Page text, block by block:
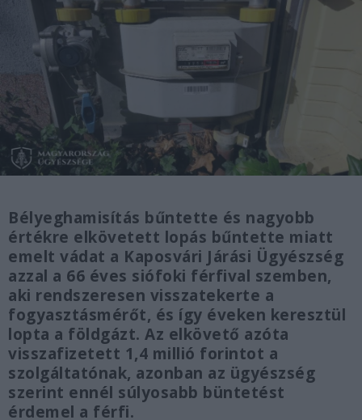
Bélyeghamisítás bűntette és nagyobb
értékre elkövetett lopás bűntette miatt
emelt vádat a Kaposvári Járási Ügyészség
azzal a 66 éves siófoki férfival szemben,
aki rendszeresen visszatekerte a
fogyasztásmérőt, és így éveken keresztül
lopta a földgázt. Az elkövető azóta
visszafizetett 1,4 millió forintot a
szolgáltatónak, azonban az ügyészség
szerint ennél súlyosabb büntetést
érdemel a férfi.